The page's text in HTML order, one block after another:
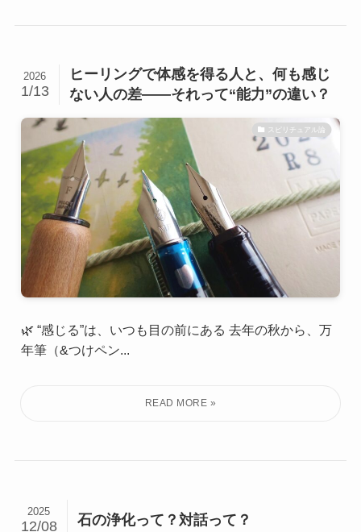
ヒーリングで体感を得る人と、何も感じ
ない人の差——それって“能力”の違い？
2026
1/13
スピリチュアル論
🌿 “感じる”は、いつも目の前にある 去年の秋から、万
年筆（&つけペン...
石の浄化って？対話って？
2025
12/08